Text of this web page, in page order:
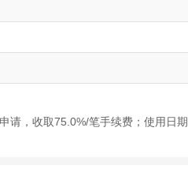
，收取75.0%/笔手续费；使用日